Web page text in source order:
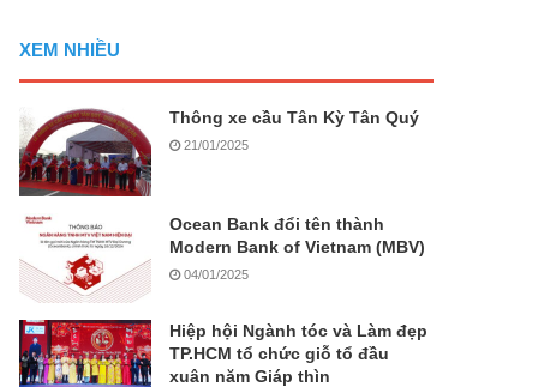
XEM NHIỀU
Thông xe cầu Tân Kỳ Tân Quý
21/01/2025
Ocean Bank đổi tên thành
Modern Bank of Vietnam (MBV)
04/01/2025
Hiệp hội Ngành tóc và Làm đẹp
TP.HCM tổ chức giỗ tổ đầu
xuân năm Giáp thìn